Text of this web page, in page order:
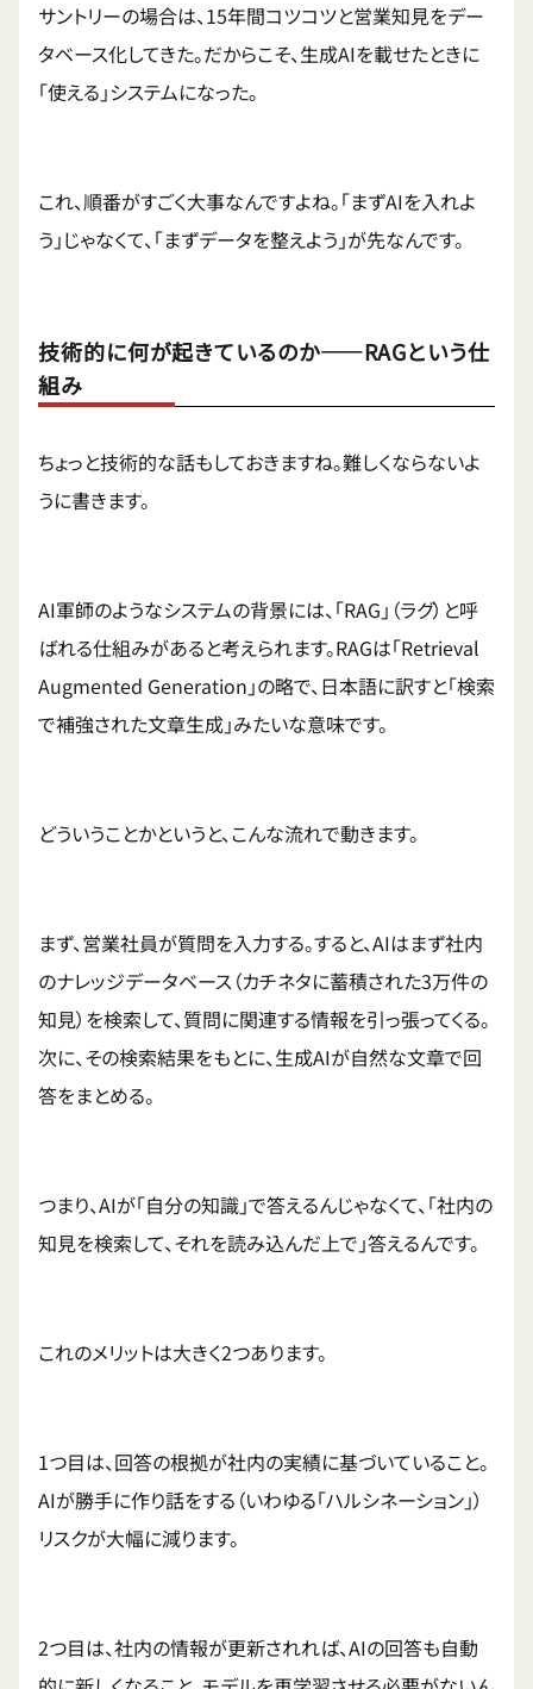
サントリーの場合は、15年間コツコツと営業知見をデー
タベース化してきた。だからこそ、生成AIを載せたときに
「使える」システムになった。
これ、順番がすごく大事なんですよね。「まずAIを入れよ
う」じゃなくて、「まずデータを整えよう」が先なんです。
技術的に何が起きているのか——RAGという仕
組み
ちょっと技術的な話もしておきますね。難しくならないよ
うに書きます。
AI軍師のようなシステムの背景には、「RAG」（ラグ）と呼
ばれる仕組みがあると考えられます。RAGは「Retrieval
Augmented Generation」の略で、日本語に訳すと「検索
で補強された文章生成」みたいな意味です。
どういうことかというと、こんな流れで動きます。
まず、営業社員が質問を入力する。すると、AIはまず社内
のナレッジデータベース（カチネタに蓄積された3万件の
知見）を検索して、質問に関連する情報を引っ張ってくる。
次に、その検索結果をもとに、生成AIが自然な文章で回
答をまとめる。
つまり、AIが「自分の知識」で答えるんじゃなくて、「社内の
知見を検索して、それを読み込んだ上で」答えるんです。
これのメリットは大きく2つあります。
1つ目は、回答の根拠が社内の実績に基づいていること。
AIが勝手に作り話をする（いわゆる「ハルシネーション」）
リスクが大幅に減ります。
2つ目は、社内の情報が更新されれば、AIの回答も自動